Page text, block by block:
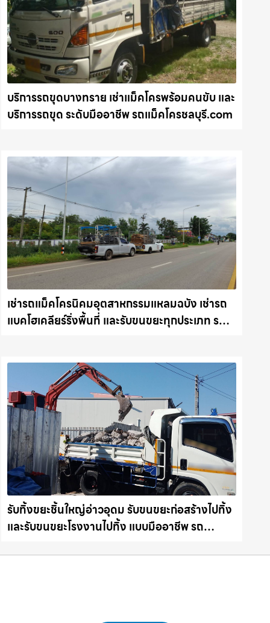
บริการรถขุดบางทราย เช่าแม็คโครพร้อมคนขับ และ
บริการรถขุด ระดับมืออาชีพ รถแม็คโครชลบุรี.com
เช่ารถแม็คโครนิคมอุตสาหกรรมแหลมฉบัง เช่ารถ
แบคโฮเคลียร์ริ่งพื้นที่ และรับขนขยะทุกประเภท รถ
รับทิ้งขยะชิ้นใหญ่อ่าวอุดม รับขนขยะก่อสร้างไปทิ้ง
และรับขนขยะโรงงานไปทิ้ง แบบมืออาชีพ รถ